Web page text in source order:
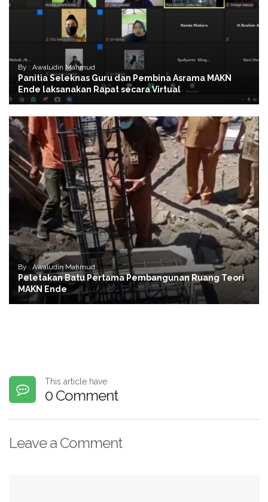
By : Awaludin Mahmud
Panitia Seleknas Guru dan Pembina Asrama MAKN
Ende laksanakan Rapat secara Virtual
By : Awaludin Mahmud
Peletakan Batu Pertama Pembangunan Ruang Teori
MAKN Ende
This article have
0 Comment
Leave a Comment